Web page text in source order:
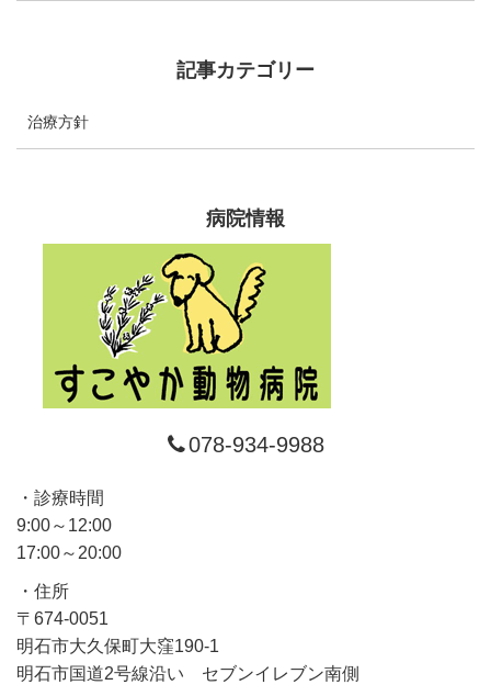
記事カテゴリー
治療方針
病院情報
078-934-9988
診療時間
9:00～12:00
17:00～20:00
住所
〒674-0051
明石市大久保町大窪190-1
明石市国道2号線沿い セブンイレブン南側